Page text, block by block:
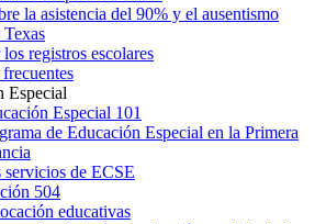
la asistencia del 90% y el ausentismo
Texas
registros escolares
Especial
Especial 101
de Educación Especial en la Primera
servicios de ECSE
504
educativas